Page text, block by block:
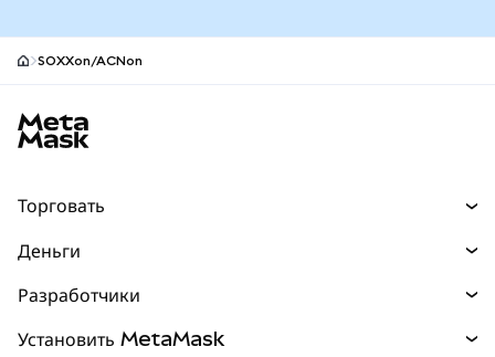
SOXXon/ACNon
Торговать
Прогнозы
Перпы НОВИНКА
Деньги
mUSD
Разработчики
Установить MetaMask